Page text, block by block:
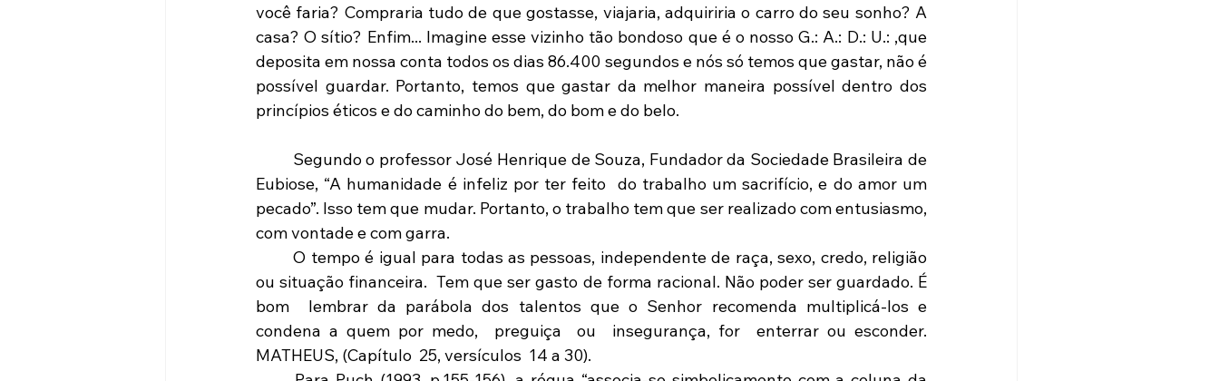
você faria? Compraria tudo de que gostasse, viajaria, adquiriria o carro do seu sonho? A
casa? O sítio? Enfim... Imagine esse vizinho tão bondoso que é o nosso G.: A.: D.: U.: ,que
deposita em nossa conta todos os dias 86.400 segundos e nós só temos que gastar, não é
possível guardar. Portanto, temos que gastar da melhor maneira possível dentro dos
princípios éticos e do caminho do bem, do bom e do belo.
Eubiose, “A humanidade é infeliz por ter feito  do trabalho um sacrifício, e do amor um
pecado”. Isso tem que mudar. Portanto, o trabalho tem que ser realizado com entusiasmo,
com vontade e com garra.
	O tempo é igual para todas as pessoas, independente de raça, sexo, credo, religião
ou situação financeira.  Tem que ser gasto de forma racional. Não poder ser guardado. É
bom  lembrar da parábola dos talentos que o Senhor recomenda multiplicá-los e
condena a quem por medo,  preguiça  ou  insegurança, for  enterrar ou esconder.
MATHEUS, (Capítulo  25, versículos  14 a 30).